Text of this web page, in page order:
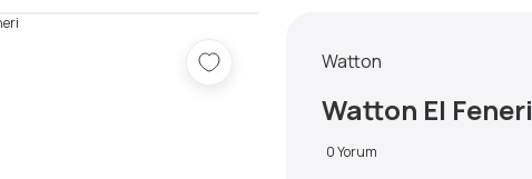
Watton
Watton El Feneri
0 Yorum